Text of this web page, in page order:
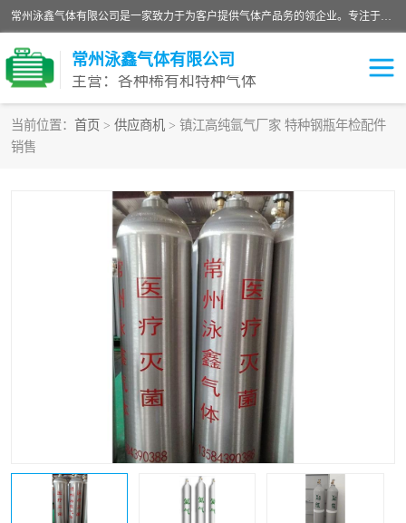
常州泳鑫气体有限公司是一家致力于为客户提供气体产品务的领企业。专注于环氧乙烷剂、环氧乙烷、高纯气体以及稀有和特种气体的研发、生产、销售和配送，产品广泛应用于医疗、电子、科研、化工、食品等多个领域。主要产品有：环氧乙烷灭菌剂，环氧乙烷，高纯氩，氮，氪，氙，氖，氘，笑，氦，氢，氧等各种稀有和特种气体。
常州泳鑫气体有限公司
主营：各种稀有和特种气体
当前位置： 首页 > 供应商机 > 镇江高纯氩气厂家 特种钢瓶年检配件
销售
高纯氦气
环氧乙烷灭菌剂 高纯氩气